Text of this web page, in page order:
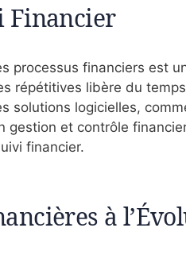
Financier
processus financiers est
répétitives libère du
solutions logicielles,
gestion et contrôle
financier.
à